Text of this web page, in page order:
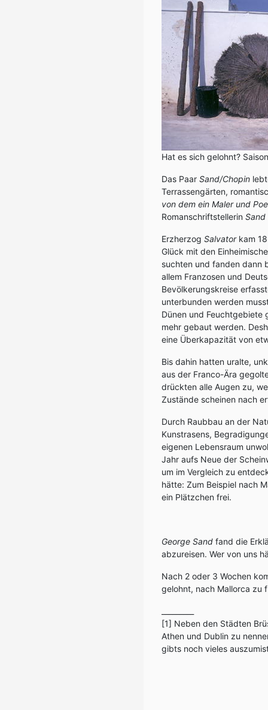
Hat es sich gelohnt?
Das Paar Sand/Chopin
Terrassengärten,
von dem ein Maler und
Romanschriftstellerin Sand
Erzherzog Salvator kam
Glück mit den
suchten und fanden dann
allem Franzosen und
Bevölkerungskreise
unterbunden werden
Dünen und Feuchtgebiete
mehr gebaut werden.
eine Überkapazität von
Bis dahin hatten uralte,
aus der Franco-Ära
drückten alle Augen zu,
Zustände scheinen nach
Durch Raubbau an der
Kunstrasens,
eigenen Lebensraum
Jahr aufs Neue der
um im Vergleich zu
hätte: Zum Beispiel nach
ein Plätzchen frei.
George Sand fand die
abzureisen. Wer von uns
Nach 2 oder 3 Wochen
gelohnt, nach Mallorca zu
[1] Neben den Städten
Athen und Dublin zu
gibts noch vieles